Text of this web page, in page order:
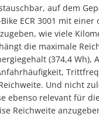
auf dem
ECR 3001 mit
wie viele
die maximale
(374,4 Wh),
Und nicht
ebenso relevant für
Reichweite